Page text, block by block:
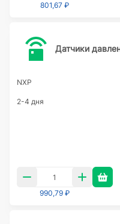
801,67 ₽
Датчики
NXP
2-4 дня
990,79 ₽